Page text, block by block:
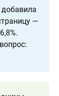
—